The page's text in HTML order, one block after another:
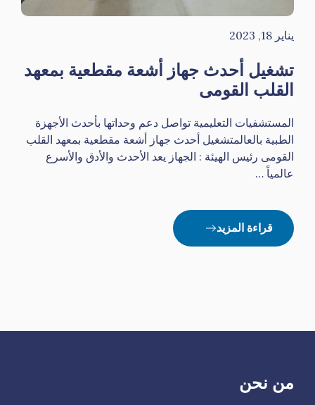
يناير 18, 2023
تشغيل أحدث جهاز أشعة مقطعية بمعهد
القلب القومى
المستشفيات التعليمية تواصل دعم وحداتها بأحدث الأجهزة
الطبية بالعالمتشغيل أحدث جهاز أشعة مقطعية بمعهد القلب
القومى رئيس الهيئة : الجهاز يعد الأحدث والأدق والأسرع
عالمياً …
قراءة المزيد
من نحن